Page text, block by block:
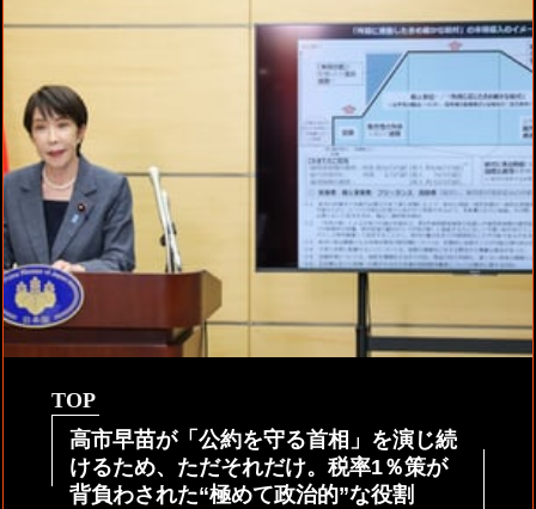
TOP
高市早苗が「公約を守る首相」を演じ続
けるため、ただそれだけ。税率1％策が
背負わされた“極めて政治的”な役割